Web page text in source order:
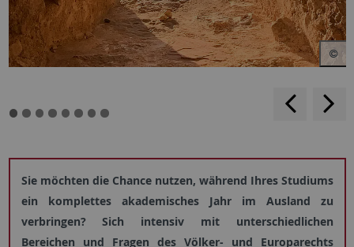
blättern
Sie möchten die Chance nutzen, während Ihres Studiums
ein komplettes akademisches Jahr im Ausland zu
verbringen? Sich intensiv mit unterschiedlichen
Bereichen und Fragen des Völker- und Europarechts